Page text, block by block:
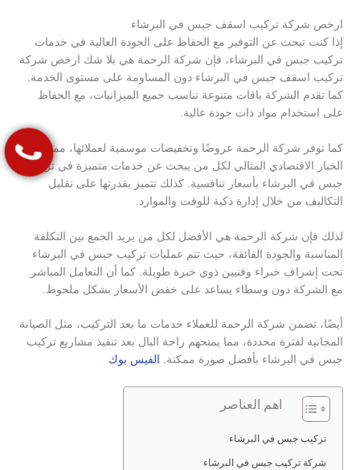
ارخص شركة تركيب اسقف جبس في البرشاء
إذا كنت تبحث عن التوفير مع الحفاظ على الجودة العالية في خدمات
تركيب جبس في البرشاء، فإن شركة الرحمة هي بلا شك ارخص شركة
تركيب اسقف جبس في البرشاء دون المساومة على مستوى الخدمة.
كما تقدم الشركة باقات متنوعة تناسب جميع الميزانيات، مع الحفاظ
على استخدام مواد ذات جودة عالية.
كما توفر شركة الرحمة عروضًا وتخفيضات موسمية لعملائها، مما يجعلها
الخيار الاقتصادي المثالي لكل من يبحث عن خدمات متميزة في تركيب
جبس في البرشاء بأسعار تنافسية. كذلك تتميز بقدرتها على تقليل
التكاليف من خلال إدارة ذكية للوقت والموارد.
لذلك فإن شركة الرحمة هي الأفضل لكل من يريد الجمع بين التكلفة
المناسبة والجودة الفائقة، حيث تتم عمليات تركيب جبس في البرشاء
تحت إشراف خبراء وفنيين ذوي خبرة طويلة. كما أن التعامل المباشر
مع الشركة دون وسطاء يساعد على خفض الأسعار بشكل ملحوظ.
أيضًا، تضمن شركة الرحمة للعملاء خدمات ما بعد التركيب، مثل الصيانة
المجانية لفترة محددة، مما يمنحهم راحة البال بعد تنفيذ مشاريع تركيب
جبس في البرشاء بأفضل صورة ممكنة.
الفيس بوك
اهم العناصر
تركيب جبس في البرشاء
شركة تركيب جبس في البرشاء